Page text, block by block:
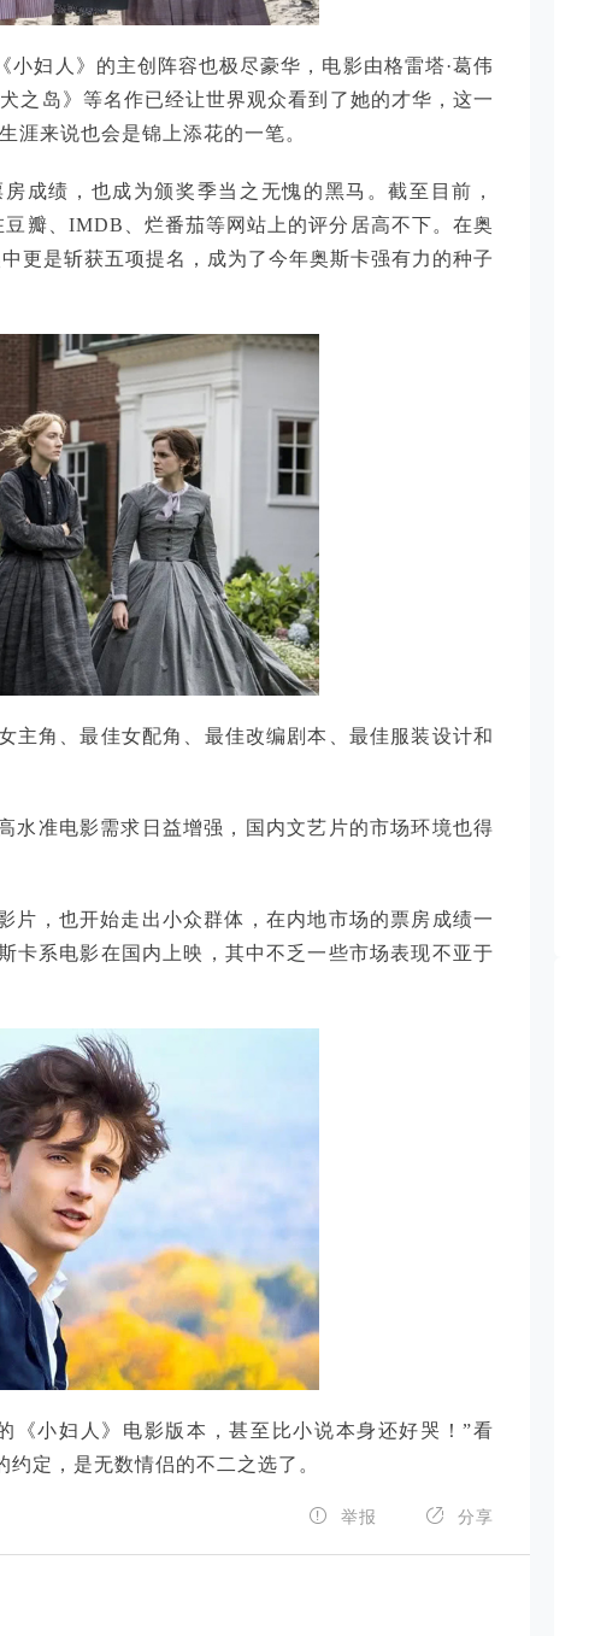
妇人》的主创阵容也极尽豪华，电影由格雷塔·葛伟
之岛》等名作已经让世界观众看到了她的才华，这一
涯来说也会是锦上添花的一笔。
成绩，也成为颁奖季当之无愧的黑马。截至目前，
豆瓣、IMDB、烂番茄等网站上的评分居高不下。在奥
更是斩获五项提名，成为了今年奥斯卡强有力的种子
主角、最佳女配角、最佳改编剧本、最佳服装设计和
水准电影需求日益增强，国内文艺片的市场环境也得
片，也开始走出小众群体，在内地市场的票房成绩一
卡系电影在国内上映，其中不乏一些市场表现不亚于
《小妇人》电影版本，甚至比小说本身还好哭！”看
定，是无数情侣的不二之选了。
 分享
 举报